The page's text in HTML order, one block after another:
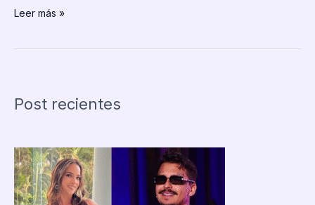
Qué
Watkins,
Lostprophets,
mientras
cumplía
condena
Leer más »
Post recientes